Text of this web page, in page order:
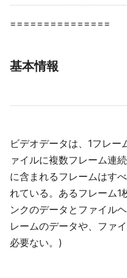
===============
基本情報
ビデオデータは、1フレ
ァイルに複数フレーム連
に含まれるフレームはす
れている。あるフレーム1
ンクのデータとファイル
レームのデータや、ファ
必要ない。)